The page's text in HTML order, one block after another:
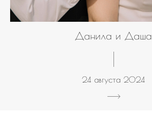
Данила и Даша
24 августа 2024